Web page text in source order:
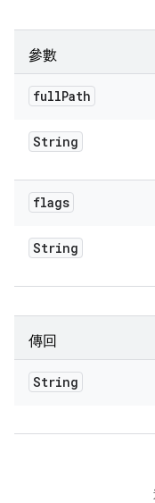
參數
fullPath
String
flags
String
傳回
String